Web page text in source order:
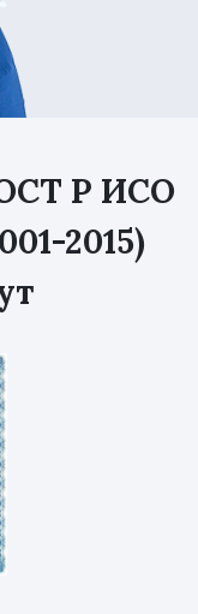
Р ИСО
2015)